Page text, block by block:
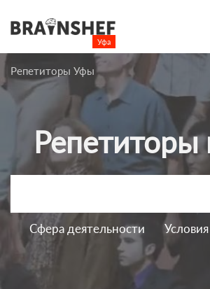
Уфа
Выбор города
Посмотреть по России
Выбор компании
Курсы Уфы
Компании
Ивенты
Люди
Репетиторы Уфы
Сфера деятельности Условия